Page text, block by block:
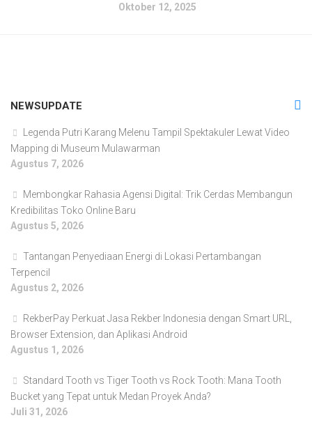
Oktober 12, 2025
NEWSUPDATE
Legenda Putri Karang Melenu Tampil Spektakuler Lewat Video
Mapping di Museum Mulawarman
Agustus 7, 2026
Membongkar Rahasia Agensi Digital: Trik Cerdas Membangun
Kredibilitas Toko Online Baru
Agustus 5, 2026
Tantangan Penyediaan Energi di Lokasi Pertambangan
Terpencil
Agustus 2, 2026
RekberPay Perkuat Jasa Rekber Indonesia dengan Smart URL,
Browser Extension, dan Aplikasi Android
Agustus 1, 2026
Standard Tooth vs Tiger Tooth vs Rock Tooth: Mana Tooth
Bucket yang Tepat untuk Medan Proyek Anda?
Juli 31, 2026